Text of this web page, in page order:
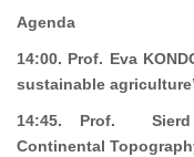
Agenda
14:00. Prof. Eva
sustainable
14:45. Prof. Sierd
Continental